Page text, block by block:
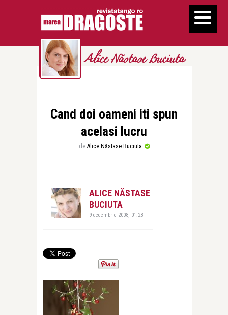
Alice Năstase Buciuta
Cand doi oameni iti spun
acelasi lucru
de Alice Năstase Buciuta
ALICE NĂSTASE
BUCIUTA
9 decembrie 2008, 01:28